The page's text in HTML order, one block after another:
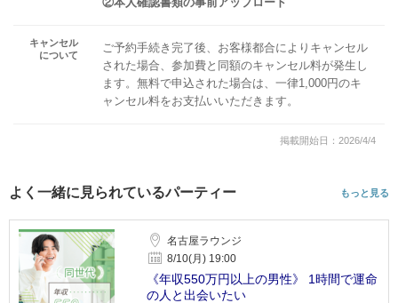
キャンセル
について
ご予約手続き完了後、お客様都合によりキャンセル
された場合、参加費と同額のキャンセル料が発生し
ます。無料で申込された場合は、一律1,000円のキ
ャンセル料をお支払いいただきます。
掲載開始日：2026/4/4
よく一緒に見られているパーティー もっと見る
名古屋ラウンジ
8/10(月) 19:00
《年収550万円以上の男性》 1時間で運命
の人と出会いたい